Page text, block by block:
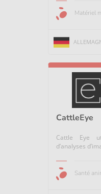
Matériel
CattleEye
Cattle Eye
d’analyses
Santé